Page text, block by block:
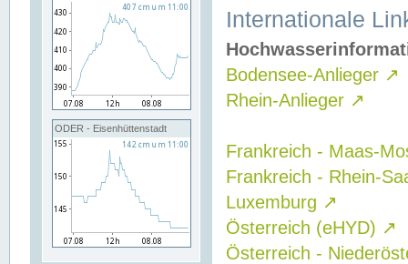
ODER - Eisenhüttenstadt
Internationale
Bodensee-Anlieger ↗
Rhein-Anlieger ↗
Frankreich - Maas-
Frankreich - Rhein-
Luxemburg ↗
Österreich (eHYD) ↗
Österreich -